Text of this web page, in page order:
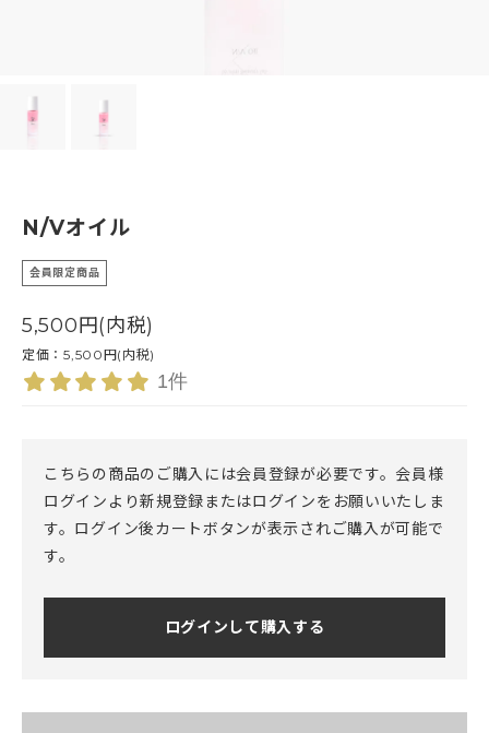
N/Vオイル
会員限定商品
5,500円(内税)
定価：5,500円(内税)
1件
こちらの商品のご購入には会員登録が必要です。会員様
ログインより新規登録またはログインをお願いいたしま
す。ログイン後カートボタンが表示されご購入が可能で
す。
ログインして購入する